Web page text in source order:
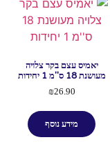
יאמיס עצם בקר צלויה
מעושנת 18 ס''מ 1 יחידות
₪26.90
מידע נוסף